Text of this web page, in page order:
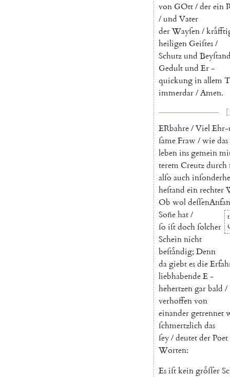
von GOtt/derein
/und Vater
derWayſen/
heiligen Geiſtes/
Schutzund
Gedultund Er-
quickunginallem
immerdar/Amen.
ERbahre/Viel
ſameFraw/wiedas
lebeninsgemein
teremCreutzdurch
alſo auch
heſtand einrechter
Ob wol
Soñehat/ t
ſo iſtdochſolcher
Scheinnicht
beſtaͤndig; Denn
dagiebtesdie
liebhabendeE-
hehertzengarbald /
verhoffenvon
einandergetrennet
ſchmertzlichdas
ſey/deutetderPoet
Worten:
Esiſtkeingroͤſſer